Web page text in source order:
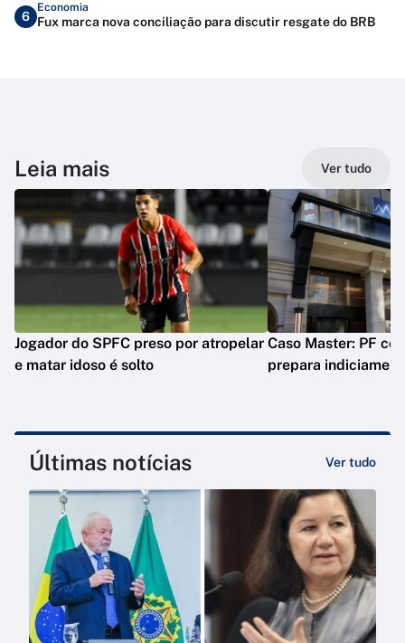
6
Economia
Fux marca nova conciliação para discutir resgate do BRB
Leia mais Ver tudo
Jogador do SPFC preso por atropelar
e matar idoso é solto
Caso Master: PF
prepara
Últimas notícias Ver tudo